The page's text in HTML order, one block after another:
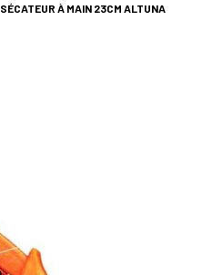
SÉCATEUR À MAIN 23CM ALTUNA